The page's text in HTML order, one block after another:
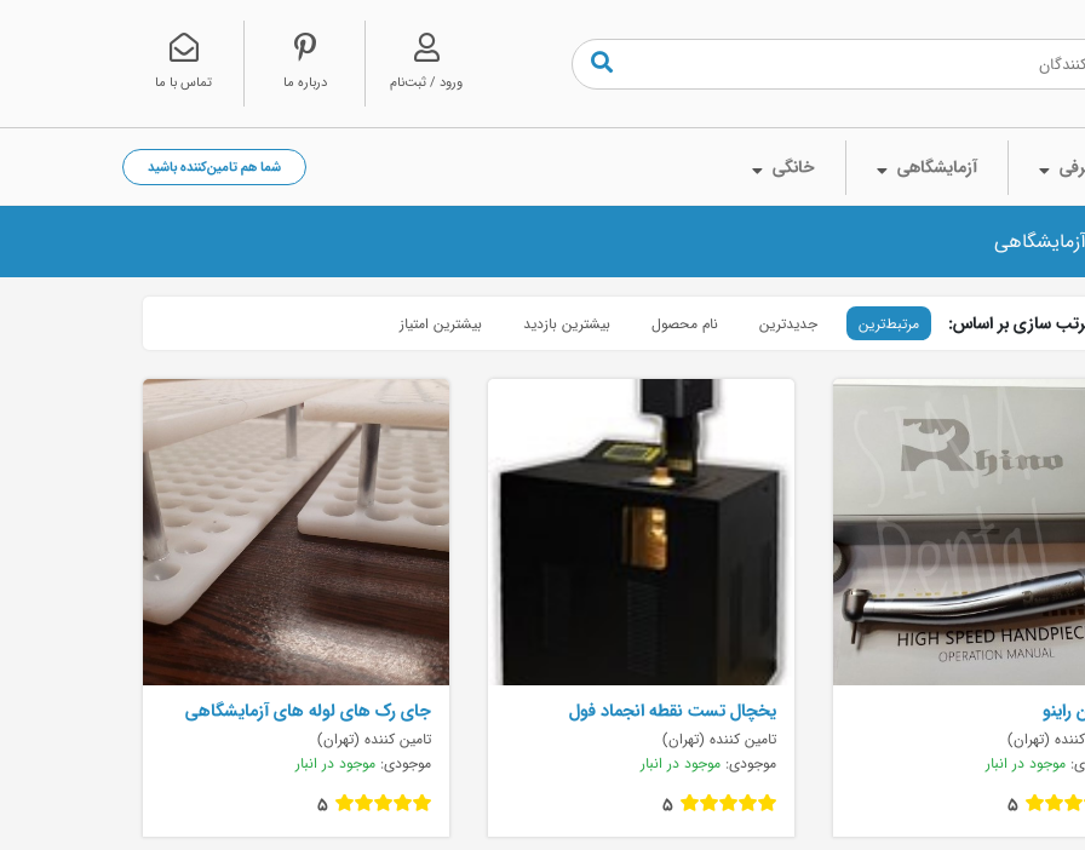
تماس با ما درباره ما ورود / ثبت‌نام
آزمایشگاهی خانگی شما هم تامین‌کننده باشید
سازی بر اساس: مرتبط‌ترین جدیدترین نام محصول بیشترین بازدید بیشترین امتیاز
راینو
(تهران)
موجود در انبار
5
يخچال تست نقطه انجماد فول
اتوماتيک Ful
تامین کننده (تهران)
موجودی: موجود در انبار
5
جای رک های لوله های آزمایشگاهی
تامین کننده (تهران)
موجودی: موجود در انبار
5